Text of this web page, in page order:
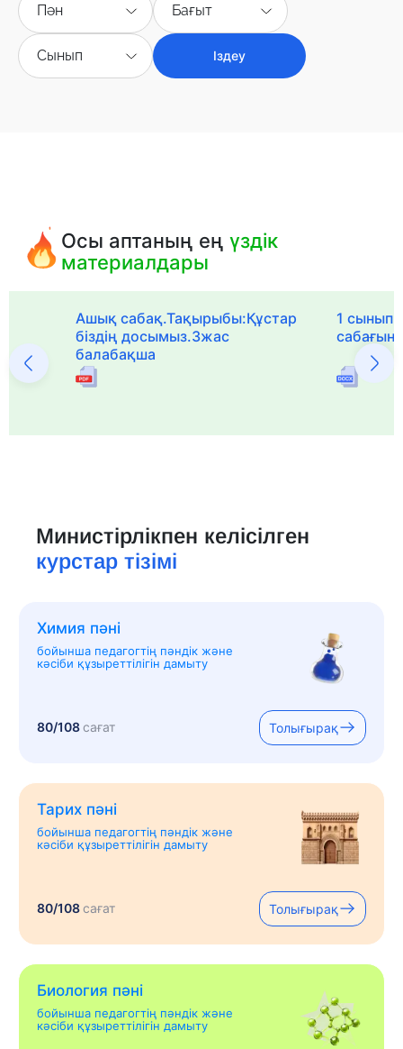
Пән Бағыт
Сынып Іздеу
Осы аптаның еңүздік
материалдары
Ашық сабақ.Тақырыбы:Құстар
біздің досымыз.3жас
балабақша
1
Министірлікпен келісілген
курстар тізімі
Химия пәні
бойынша педагогтің пәндік және
кәсіби құзыреттілігін дамыту
80/108сағат Толығырақ
Тарих пәні
бойынша педагогтің пәндік және
кәсіби құзыреттілігін дамыту
80/108сағат Толығырақ
Биология пәні
бойынша педагогтің пәндік және
кәсіби құзыреттілігін дамыту